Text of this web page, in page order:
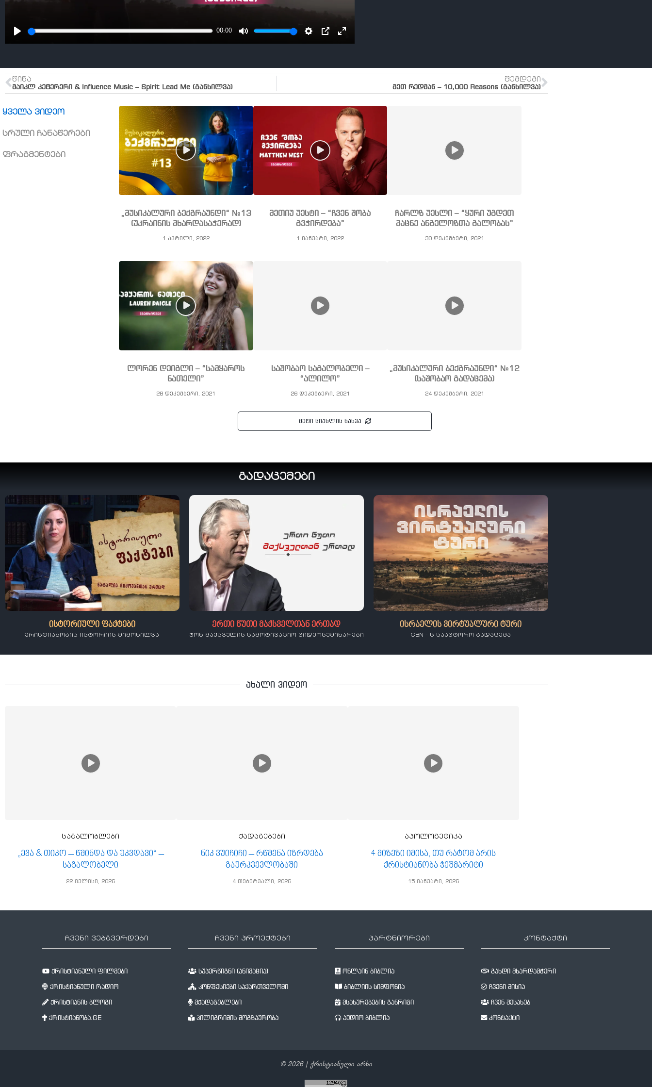
PLAY
00:00
MUTE SETTINGS
PIP ENTER
ᲬᲘᲜᲐ
მაიკლ კეტერერი & Influence Music – Spirit Lead Me (განხილვა)
ᲨᲔᲛᲓᲔᲒᲘ
მეთ რედმან – 10,000 Reasons (განხილვა)
ყველა ვიდეო
სრული ჩანაწერები
ფრაგმენტები
„მუსიკალური ბექგრაუნდი“ №13
(უკრაინის მხარდასაჭერად)
1 აპრილი, 2022
მეთიუ უესტი – “ჩვენ შობა
გვჭირდება”
1 იანვარი, 2022
ჩარლზ უესლი – “ყური უგდეთ
მაცნე ანგელოზთა გალობას”
30 დეკემბერი, 2021
ლორენ დეიგლი – “სამყაროს
ნათელი”
28 დეკემბერი, 2021
საშობაო საგალობელი –
“ალილო”
26 დეკემბერი, 2021
„მუსიკალური ბექგრაუნდი“ №12
(საშობაო გადაცემა)
24 დეკემბერი, 2021
მეტი სიახლის ნახვა
გადაცემები
ისტორიული ფაქტები
ქრისტიანობის ისტორიის მიმოხილვა
ერთი წუთი მაქსველთან ერთად
ჯონ მაქსველის სამოტივაციო ვიდეოსემინარები
ისრაელის ვირტუალური ტური
CBN - ს საავტორო გადაცემა
ახალი ვიდეო
საგალობლები
„ევა & თიკო – წმინდა და უკვდავი“ –
საგალობელი
22 ივლისი, 2026
ქადაგებები
ნიკ ვუიჩიჩი – რწმენა იზრდება
გაურკვევლობაში
4 თებერვალი, 2026
აპოლოგეტიკა
4 მიზეზი იმისა, თუ რატომ არის
ქრისტიანობა ჭეშმარიტი
15 იანვარი, 2026
ჩვენი ვებგვერდები
ქრისტიანული ფილმები
ქრისტიანული რადიო
ქრისტიანის ბლოგი
ქრისტიანობა.GE
ჩვენი პროექტები
სუპერწიგნი (ანიმაცია)
კონფესიები საქართველოში
მქადაგებლები
პილიგრიმის მოგზაურობა
პარტნიორები
ონლაინ ბიბლია
ბიბლიის სიმფონია
მსახურებების განრიგი
აუდიო ბიბლია
კონტაქტი
გახდი მხარდამჭერი
ჩვენი მისია
ჩვენ შესახებ
კონტაქტი
©2026| ქრისტიანული არხი